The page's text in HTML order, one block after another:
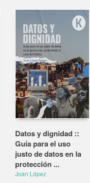
Datos y dignidad ::
Guía para el uso
justo de datos en la
protección ...
Joan López